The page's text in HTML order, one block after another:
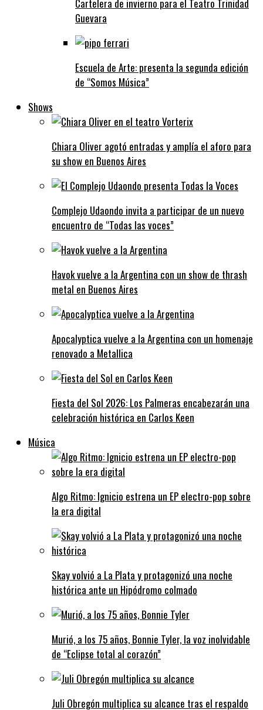
Cartelera de invierno para el Teatro Trinidad
Guevara
Escuela de Arte: presenta la segunda edición
de “Somos Música”
Shows
Chiara Oliver agotó entradas y amplía el aforo para
su show en Buenos Aires
Complejo Udaondo invita a participar de un nuevo
encuentro de “Todas las voces”
Havok vuelve a la Argentina con un show de thrash
metal en Buenos Aires
Apocalyptica vuelve a la Argentina con un homenaje
renovado a Metallica
Fiesta del Sol 2026: Los Palmeras encabezarán una
celebración histórica en Carlos Keen
Música
Algo Ritmo: Ignicio estrena un EP electro-pop sobre
la era digital
Skay volvió a La Plata y protagonizó una noche
histórica ante un Hipódromo colmado
Murió, a los 75 años, Bonnie Tyler, la voz inolvidable
de “Eclipse total al corazón”
Juli Obregón multiplica su alcance tras el respaldo